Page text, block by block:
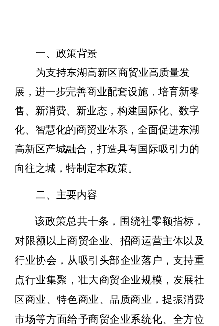
一、政策背景
为支持东湖高新区商贸业高质量发
展，进一步完善商业配套设施，培育新零
售、新消费、新业态，构建国际化、数字
化、智慧化的商贸业体系，全面促进东湖
高新区产城融合，打造具有国际吸引力的
向往之城，特制 定本政策。
二、主要内容
该政策总共十条，围绕社零额指标，
对限额以上商贸企业、招商运营主体以及
行业协会，从吸引头部企业落户，支持重
点行业集聚，壮大商贸企业规模，发展社
区商业、特色商业、品质商业，提振消费
市场等方面给予商贸企业系统化、全方位